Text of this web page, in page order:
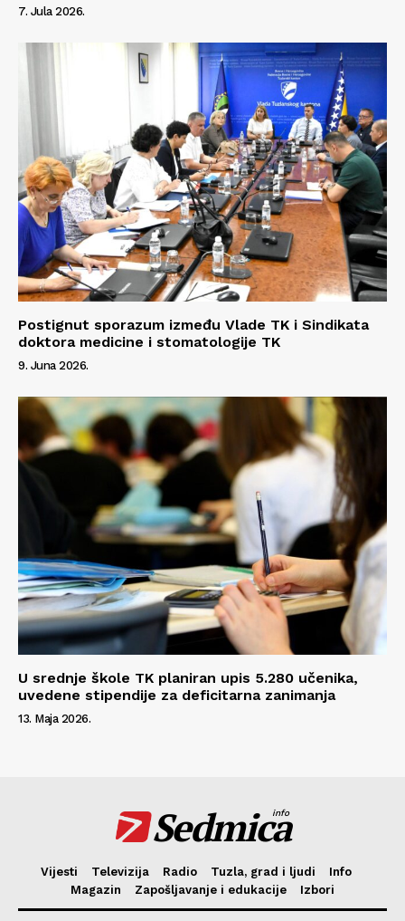
7. Jula 2026.
Postignut sporazum između Vlade TK i Sindikata
doktora medicine i stomatologije TK
9. Juna 2026.
U srednje škole TK planiran upis 5.280 učenika,
uvedene stipendije za deficitarna zanimanja
13. Maja 2026.
Sedmica
info
Vijesti Televizija Radio Tuzla, grad i ljudi
Info
Magazin
Zapošljavanje i edukacije Izbori